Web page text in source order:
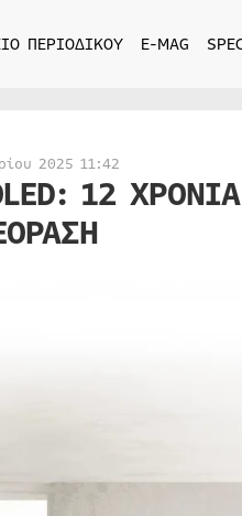
ΠΕΡΙΟΔΙΚΟΥ E-MAG
2025 11:42
12